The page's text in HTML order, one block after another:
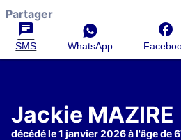
Partager
SMS WhatsApp
Jackie MAZIRE
décédé le 1 janvier 2026 à l'âge de